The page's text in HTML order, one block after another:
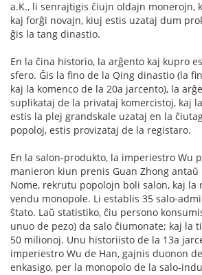
a.K., li senrajtigis ĉiujn oldajn monerojn,
kaj forĝi novajn, kiuj estis uzataj dum
ĝis la tang dinastio.
En la ĉina historio, la arĝento kaj kupro
sfero. Ĝis la fino de la Qing dinastio (la
kaj la komenco de la 20a jarcento), la
suplikataj de la privataj komercistoj, kaj
estis la plej grandskale uzataj en la
popoloj, estis provizataj de la registaro.
En la salon-produkto, la imperiestro Wu
manieron kiun prenis Guan Zhong antaŭ
Nome, rekrutu popolojn boli salon, kaj la
vendu monopole. Li establis 35 salo-
ŝtato. Laŭ statistiko, ĉiu persono
unuo de pezo) da salo ĉiumonate; kaj la
50 milionoj. Unu historiisto de la 13a
imperiestro Wu de Han, gajnis duonon
enkasigo, per la monopolo de la salo-